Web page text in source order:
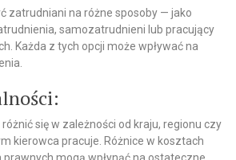
zatrudniani na różne sposoby — jako
samozatrudnieni lub pracujący
Każda z tych opcji może wpływać na
się w zależności od kraju, regionu czy
kierowca pracuje. Różnice w kosztach
mogą wpłynąć na ostateczne